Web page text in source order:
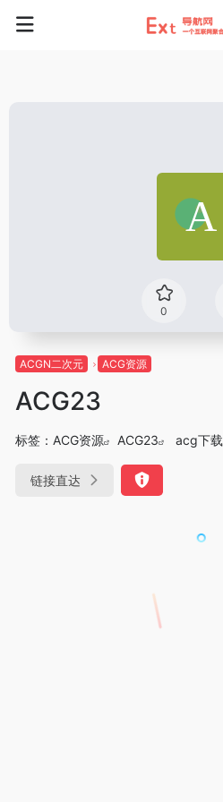
0
ACGN二次元 ACG资源
ACG23
标签： ACG资源 ACG23 acg下载
链接直达